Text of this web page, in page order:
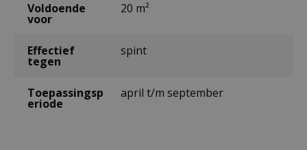
Voldoende
voor
20 m²
Effectief
tegen
spint
Toepassingsp
eriode
april t/m september